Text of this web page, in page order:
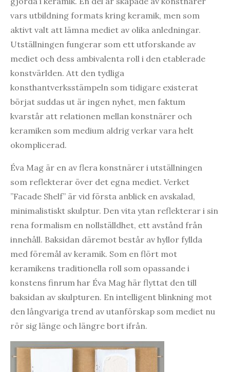
vars utbildning formats kring keramik, men som
aktivt valt att lämna mediet av olika anledningar.
Utställningen fungerar som ett utforskande av
mediet och dess ambivalenta roll i den etablerade
konstvärlden. Att den tydliga
konsthantverksstämpeln som tidigare existerat
börjat suddas ut är ingen nyhet, men faktum
kvarstår att relationen mellan konstnärer och
keramiken som medium aldrig verkar vara helt
okomplicerad.
Éva Mag är en av flera konstnärer i utställningen
som reflekterar över det egna mediet. Verket
”Facade Shelf” är vid första anblick en avskalad,
minimalistiskt skulptur. Den vita ytan reflekterar i sin
rena formalism en nollställdhet, ett avstånd från
innehåll. Baksidan däremot består av hyllor fyllda
med föremål av keramik. Som en flört mot
keramikens traditionella roll som opassande i
konstens finrum har Éva Mag här flyttat den till
baksidan av skulpturen. En intelligent blinkning mot
den långvariga trend av utanförskap som mediet nu
rör sig länge och längre bort ifrån.